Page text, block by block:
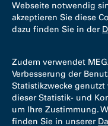
Webseite notwendig
akzeptieren Sie diese
dazu finden Sie in der
Zudem verwendet
Verbesserung der
Statistikzwecke
dieser Statistik- und
um Ihre Zustimmung.
finden Sie in unserer